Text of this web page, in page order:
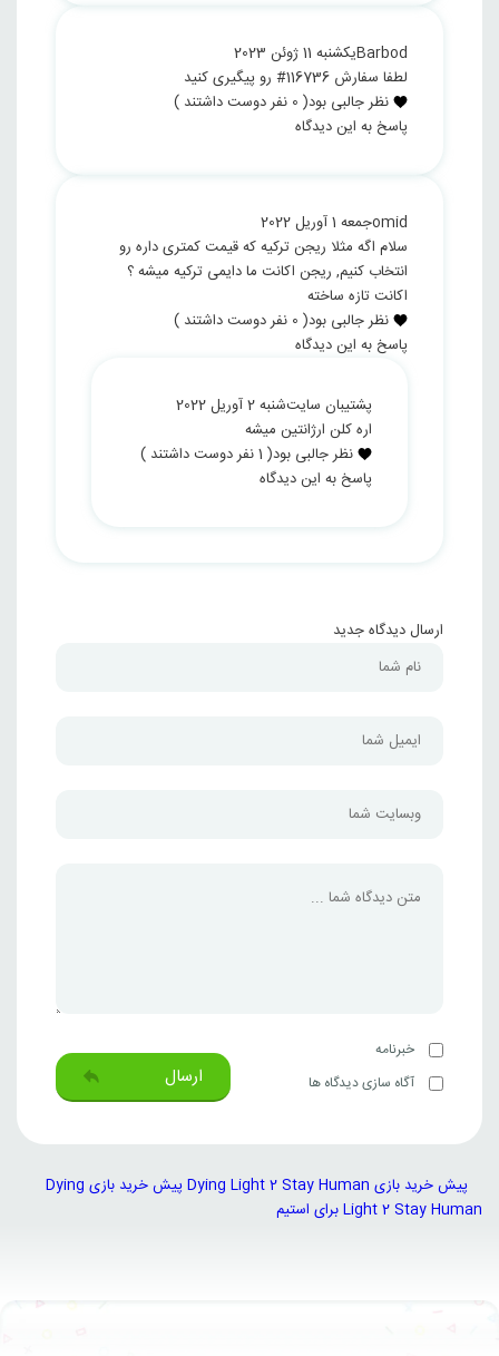
Barbodیکشنبه 11 ژوئن 2023
لطفا سفارش 116736# رو پیگیری کنید
نظر جالبی بود(
0 نفر دوست داشتند )
پاسخ به این دیدگاه
omidجمعه 1 آوریل 2022
سلام اگه مثلا ریجن ترکیه که قیمت کمتری داره رو
انتخاب کنیم, ریجن اکانت ما دایمی ترکیه میشه ؟
اکانت تازه ساخته
نظر جالبی بود(
0 نفر دوست داشتند )
پاسخ به این دیدگاه
پشتیبان سایتشنبه 2 آوریل 2022
اره کلن ارژانتین میشه
نظر جالبی بود(
1نفر دوست داشتند )
پاسخ به این دیدگاه
ارسال دیدگاه جدید
خبرنامه
آگاه سازی دیدگاه ها
ارسال
پیش خرید بازی Dying Light 2 Stay Human
پیش خرید بازی Dying
Light 2 Stay Human برای استیم